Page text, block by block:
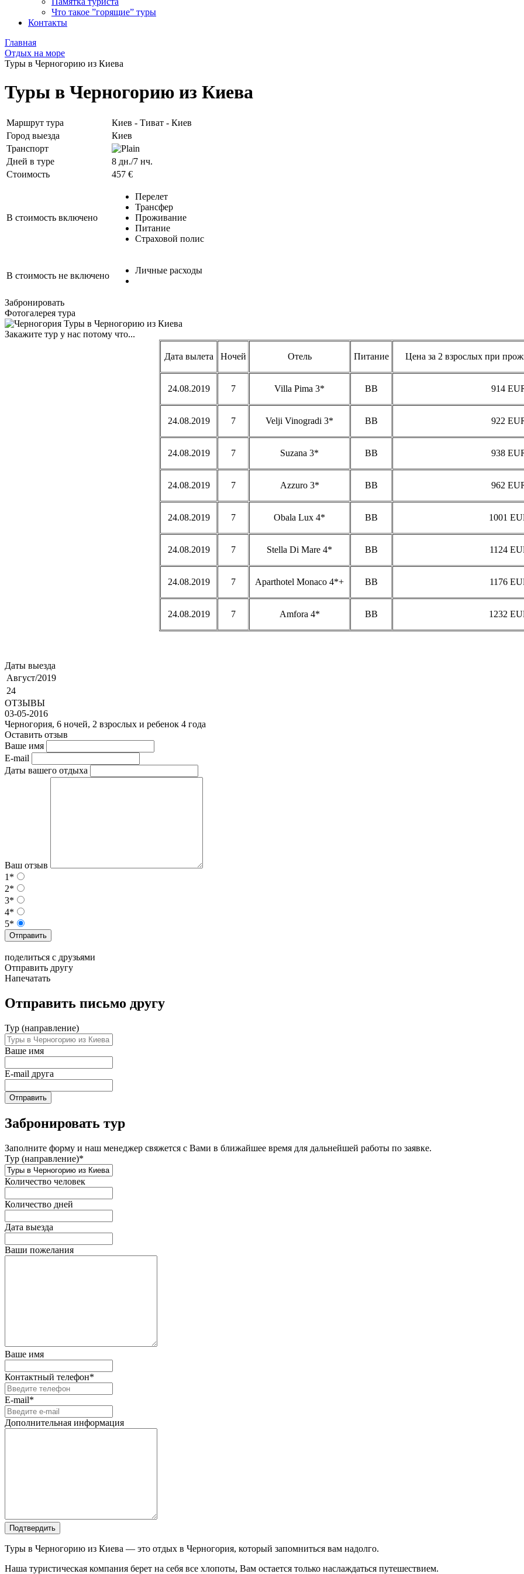
Что такое ”горящие” туры
Контакты
Главная
Отдых на море
Туры в Черногорию из Киева
Туры в Черногорию из Киева
Маршрут тура
Киев - Тиват - Киев
Город выезда
Киев
Транспорт
Дней в туре
8 дн./7 нч.
Стоимость
457 €
В стоимость включено
Перелет
Трансфер
Проживание
Питание
Страховой полис
В стоимость не включено
Личные расходы
Забронировать
Фотогалерея тура
Закажите тур у нас потому что...
Дата вылета Ночей Отель Питание Цена за 2 взрослых при
24.08.2019 7 Villa Pima 3* BB 914
24.08.2019 7 Velji Vinogradi 3* BB 922
24.08.2019 7 Suzana 3* BB 938
24.08.2019 7 Azzuro 3* BB 962
24.08.2019 7 Obala Lux 4* BB 1001
24.08.2019 7 Stella Di Mare 4* BB 1124
24.08.2019 7 Aparthotel Monaco 4*+ BB 1176
24.08.2019 7 Amfora 4* BB 1232
Даты выезда
Август/2019
24
ОТЗЫВЫ
03-05-2016
Черногория, 6 ночей, 2 взрослых и ребенок 4 года
Оставить отзыв
Ваше имя
E-mail
Даты вашего отдыха
Ваш отзыв
1*
2*
3*
4*
5*
Отправить
поделиться с друзьями
Отправить другу
Напечатать
Отправить письмо другу
Тур (направление)
Ваше имя
E-mail друга
Отправить
Забронировать тур
Заполните форму и наш менеджер свяжется с Вами в ближайшее время для дальнейшей работы по заявке.
Тур (направление)*
Количество человек
Количество дней
Дата выезда
Ваши пожелания
Ваше имя
Контактный телефон*
E-mail*
Дополнительная информация
Подтвердить
Туры в Черногорию из Киева — это отдых в Черногория, который запомниться вам надолго.
Наша туристическая компания берет на себя все хлопоты, Вам остается только наслаждаться путешествием.